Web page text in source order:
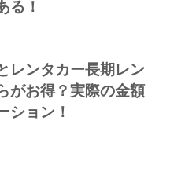
る！
レンタカー長期レン
がお得？実際の金額
ション！